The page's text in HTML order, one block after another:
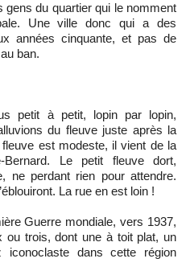
gens du quartier qui le nomment
Une ville donc qui a des
années cinquante, et pas de
ban.
petit à petit, lopin par lopin,
du fleuve juste après la
est modeste, il vient de la
Le petit fleuve dort,
ne perdant rien pour attendre.
La rue en est loin !
Guerre mondiale, vers 1937,
ou trois, dont une à toit plat, un
dans cette région